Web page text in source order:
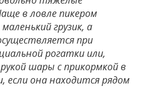
в ловле пикером
грузик, а
при
рогатки или,
шары с прикормкой в
если она находится рядом